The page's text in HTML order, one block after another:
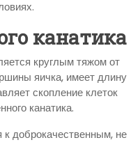
канатика
круглым тяжом от
яичка, имеет длину
скопление клеток
канатика.
доброкачественным, не